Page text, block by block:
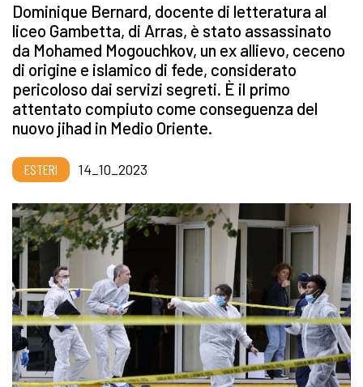
Dominique Bernard, docente di letteratura al
liceo Gambetta, di Arras, è stato assassinato
da Mohamed Mogouchkov, un ex allievo, ceceno
di origine e islamico di fede, considerato
pericoloso dai servizi segreti. È il primo
attentato compiuto come conseguenza del
nuovo jihad in Medio Oriente.
ESTERI 14_10_2023